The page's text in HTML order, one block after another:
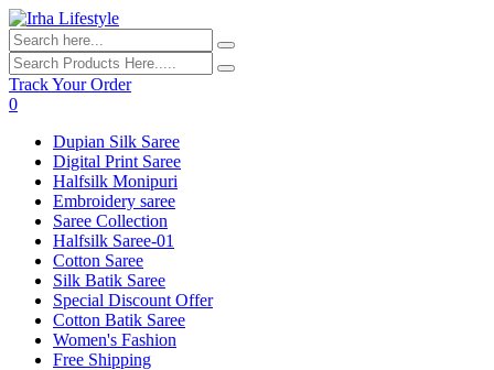
Track Your Order
0
Dupian Silk Saree
Digital Print Saree
Halfsilk Monipuri
Embroidery saree
Saree Collection
Halfsilk Saree-01
Cotton Saree
Silk Batik Saree
Special Discount Offer
Cotton Batik Saree
Women's Fashion
Free Shipping